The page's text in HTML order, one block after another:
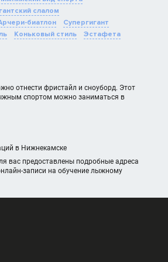
слалом
биатлон
Супергигант
Коньковый стиль
Эстафета
отнести фристайл и сноуборд. Этот
спортом можно заниматься в
в Нижнекамске
вас предоставлены подробные адреса
записи на обучение лыжному